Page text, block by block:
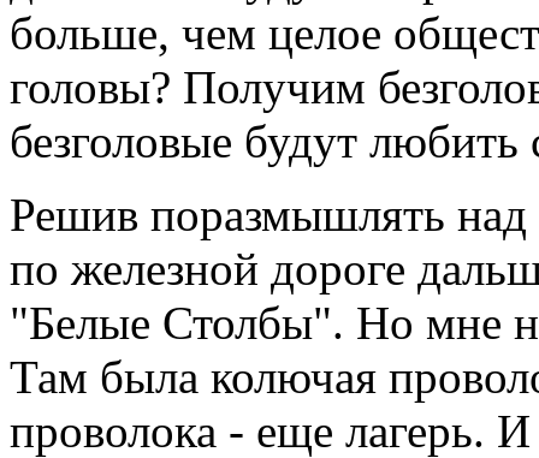
больше, чем целое
головы? Получим
безголовые будут
Решив поразмышлять над
по железной дороге
"Белые Столбы". Но мне
Там была колючая
проволока - еще лагерь.